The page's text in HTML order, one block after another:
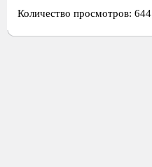
Количество просмотров: 644